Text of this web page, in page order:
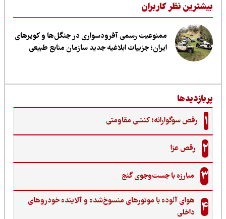
نظر کاربران
ممنوعیت رسمی آفرودسواری در جنگل‌ها و کویرهای
ایران؛ جزییات ابلاغیه جدید سازمان منابع طبیعی
رقص سوگوارانه؛ کنشی مقاومتی
رقص عزا
مبارزه با جست‌وجوی گنج‌
هوای آلوده با موتورهای منسوخ‌شده و آلاینده خودروهای
داخلی